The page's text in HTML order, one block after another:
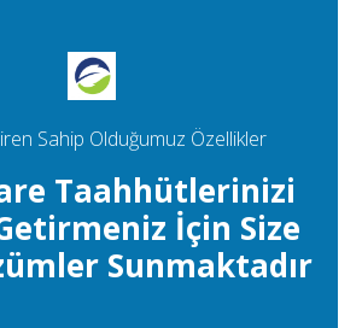
Sahip Olduğumuz Özellikler
Taahhütlerinizi
İçin Size
Sunmaktadır